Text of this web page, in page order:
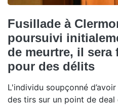
Fusillade à
poursuivi
de meurtre, il sera
pour des délits
L'individu soupçonné
des tirs sur un point de deal